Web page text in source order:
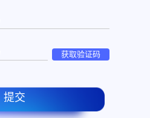
获取验证码
提交